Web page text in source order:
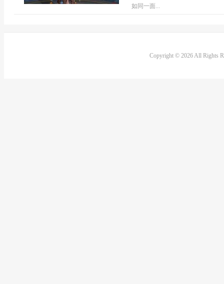
如同一面...
Copyright © 2026 All Rights